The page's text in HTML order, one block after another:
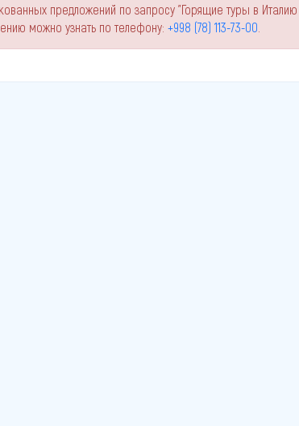
предложений по запросу "Горящие туры в
можно узнать по телефону: +998 (78) 113-73-00